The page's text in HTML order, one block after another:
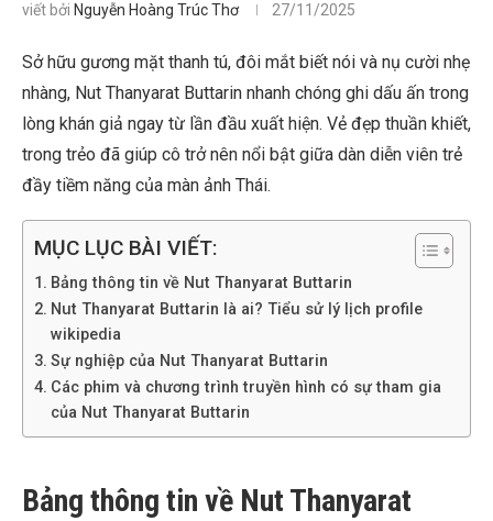
viết bởi Nguyễn Hoàng Trúc Thơ 27/11/2025
Sở hữu gương mặt thanh tú, đôi mắt biết nói và nụ cười nhẹ
nhàng, Nut Thanyarat Buttarin nhanh chóng ghi dấu ấn trong
lòng khán giả ngay từ lần đầu xuất hiện. Vẻ đẹp thuần khiết,
trong trẻo đã giúp cô trở nên nổi bật giữa dàn diễn viên trẻ
đầy tiềm năng của màn ảnh Thái.
MỤC LỤC BÀI VIẾT:
Bảng thông tin về Nut Thanyarat Buttarin
Nut Thanyarat Buttarin là ai? Tiểu sử lý lịch profile
wikipedia
Sự nghiệp của Nut Thanyarat Buttarin
Các phim và chương trình truyền hình có sự tham gia
của Nut Thanyarat Buttarin
Bảng thông tin về Nut Thanyarat